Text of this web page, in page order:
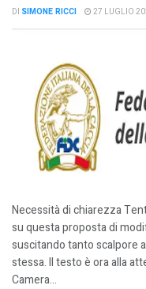
DI SIMONE RICCI 27 LUGLIO
Necessità di chiarezza
su questa proposta di
suscitando tanto scalpore
stessa. Il testo è ora alla
Camera...